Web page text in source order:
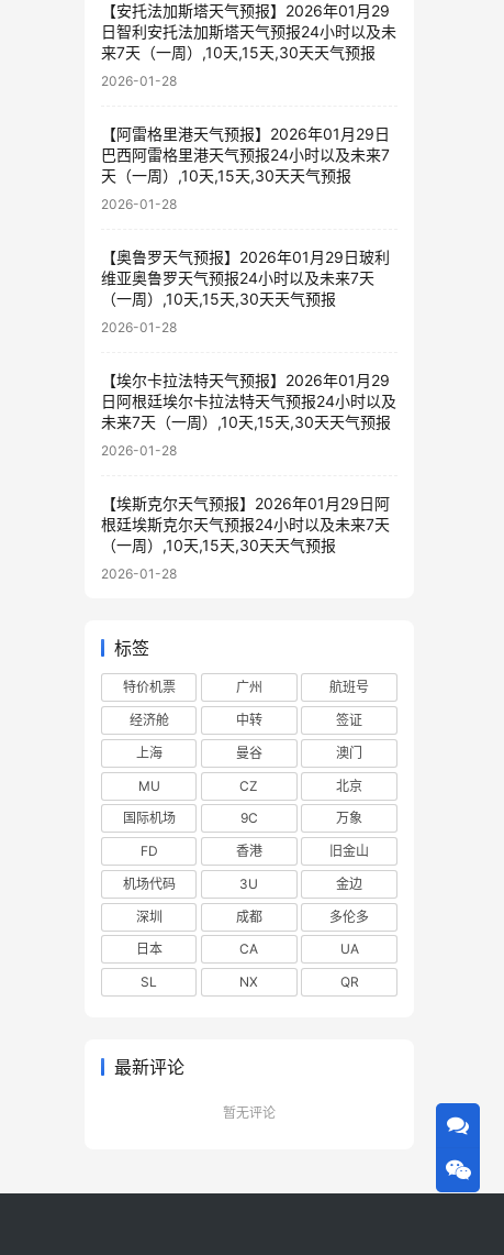
【安托法加斯塔天气预报】2026年01月29
日智利安托法加斯塔天气预报24小时以及未
来7天（一周）,10天,15天,30天天气预报
2026-01-28
【阿雷格里港天气预报】2026年01月29日
巴西阿雷格里港天气预报24小时以及未来7
天（一周）,10天,15天,30天天气预报
2026-01-28
【奥鲁罗天气预报】2026年01月29日玻利
维亚奥鲁罗天气预报24小时以及未来7天
（一周）,10天,15天,30天天气预报
2026-01-28
【埃尔卡拉法特天气预报】2026年01月29
日阿根廷埃尔卡拉法特天气预报24小时以及
未来7天（一周）,10天,15天,30天天气预报
2026-01-28
【埃斯克尔天气预报】2026年01月29日阿
根廷埃斯克尔天气预报24小时以及未来7天
（一周）,10天,15天,30天天气预报
2026-01-28
标签
特价机票 广州
航班号
经济舱
中转
签证
上海
曼谷
澳门
MU
CZ
北京
国际机场
9C
万象
FD
香港
旧金山
机场代码
3U
金边
深圳
成都
多伦多
日本
CA
UA
SL
NX QR
最新评论
暂无评论